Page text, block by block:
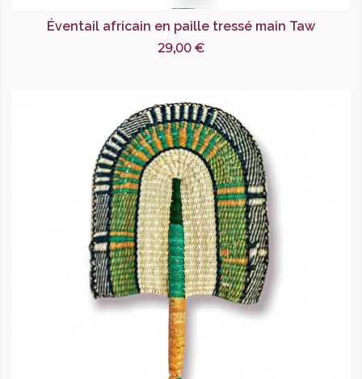
Éventail africain en paille tressé main Taw
29,00 €